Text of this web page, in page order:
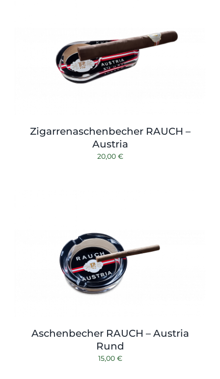
Zigarrenaschenbecher RAUCH –
Austria
20,00 €
Aschenbecher RAUCH – Austria
Rund
15,00 €